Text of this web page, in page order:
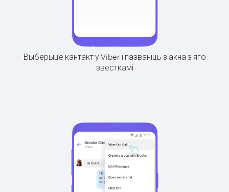
Выберыце кантакт у Viber і пазваніць з акна з яго
звесткамі